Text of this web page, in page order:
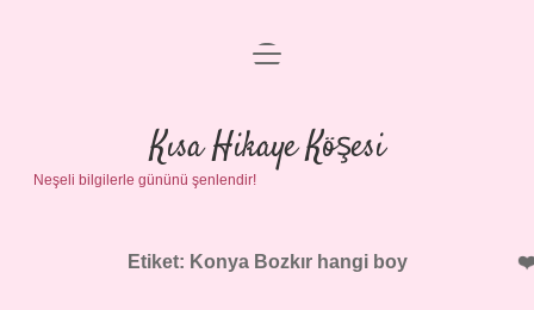
Anasayfa
Gizlilik Politikası
Yasal Uyarı
menüyü
Kısa Hikaye Köşesi
Neşeli bilgilerle gününü şenlendir!
Etiket: Konya Bozkır hangi boy